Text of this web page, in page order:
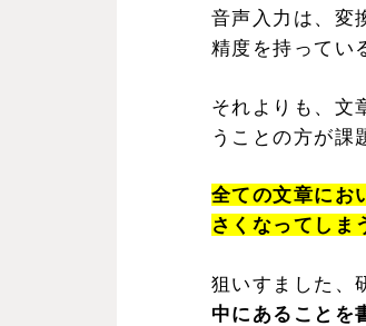
音声入力は、変
精度を持ってい
それよりも、文
うことの方が課
全ての文章にお
さくなってしま
狙いすました、
中にあることを